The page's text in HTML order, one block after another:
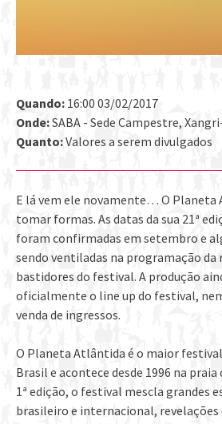
Quando: 16:00 03/02/2017
Onde:SABA - Sede Campestre,
Quanto:Valores a serem divulgados
E lá vem ele novamente… O Planeta
tomar formas. As datas da sua 21ª
foram confirmadas em setembro e
sendo ventiladas na programação
bastidores do festival. A produção
oficialmente o line up do festival,
venda de ingressos.
O Planeta Atlântida é o maior festival
Brasil e acontece desde 1996 na
1ª edição, o festival mescla grandes
brasileiro e internacional, revelações